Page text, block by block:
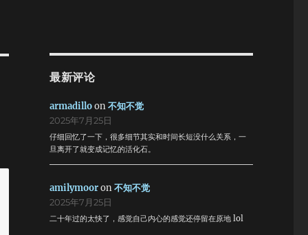
最新评论
armadilloon不知不觉
2025年7月25日
仔细回忆了一下，很多细节其实和时间长短没什么关系，一
旦离开了就变成记忆的活化石。
amilymooron不知不觉
2025年7月25日
二十年过的太快了，感觉自己内心的感觉还停留在原地 lol